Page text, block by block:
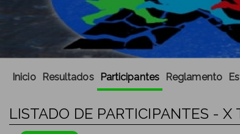
Inicio Resultados Participantes Reglamento
LISTADO DE PARTICIPANTES - X